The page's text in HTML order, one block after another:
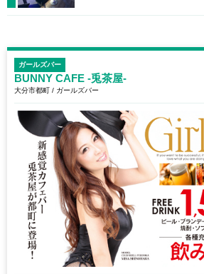
ガールズバー
BUNNY CAFE -兎茶屋-
大分市都町 / ガールズバー